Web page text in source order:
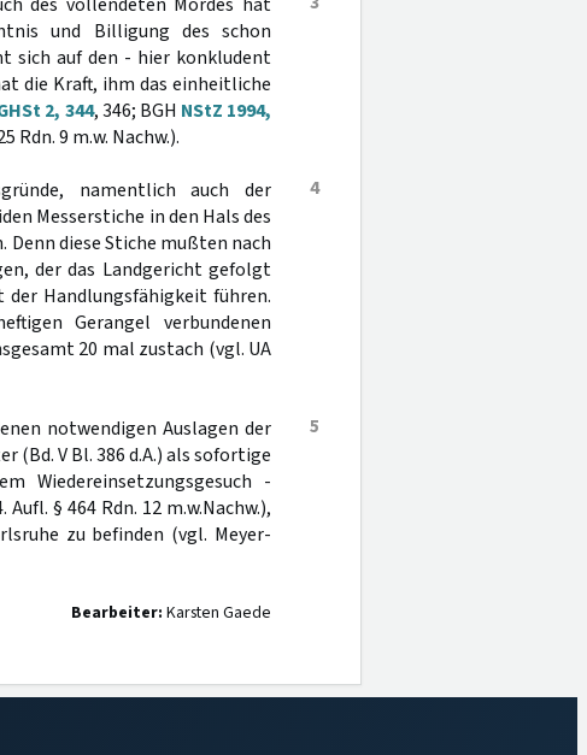
und Billigung des schon
sich auf den - hier konkludent
die Kraft, ihm das einheitliche
2, 344, 346; BGH NStZ 1994,
Rdn. 9 m.w. Nachw.).
4
namentlich auch der
Messerstiche in den Hals des
Denn diese Stiche mußten nach
der das Landgericht gefolgt
Handlungsfähigkeit führen.
Gerangel verbundenen
20 mal zustach (vgl. UA
5
notwendigen Auslagen der
V Bl. 386 d.A.) als sofortige
Wiedereinsetzungsgesuch -
§ 464 Rdn. 12 m.w.Nachw.),
zu befinden (vgl. Meyer-
Bearbeiter: Karsten Gaede